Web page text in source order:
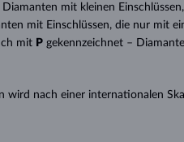
mit kleinen Einschlüssen,
mit Einschlüssen, die nur mit
mit P gekennzeichnet –
wird nach einer internationalen